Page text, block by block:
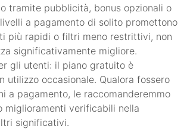
tramite pubblicità, bonus opzionali o
a pagamento di solito promettono
più rapidi o filtri meno restrittivi, non
significativamente migliore.
gli utenti: il piano gratuito è
utilizzo occasionale. Qualora fossero
a pagamento, le raccomanderemmo
miglioramenti verificabili nella
significativi.